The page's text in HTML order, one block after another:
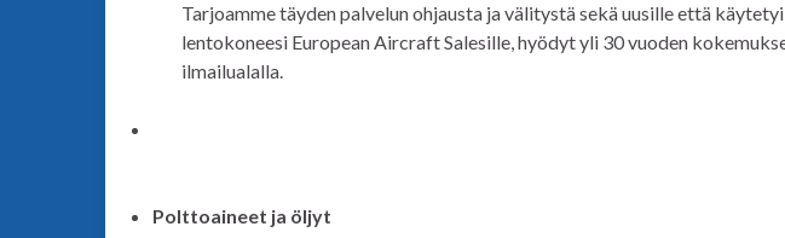
Tarjoamme täyden palvelun ohjausta ja välitystä sekä uusille että
lentokoneesi European Aircraft Salesille, hyödyt yli 30 vuoden
ilmailualalla.
Polttoaineet ja öljyt